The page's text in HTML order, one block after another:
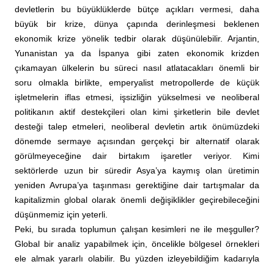
devletlerin bu büyüklüklerde bütçe açıkları vermesi, daha
büyük bir krize, dünya çapında derinleşmesi beklenen
ekonomik krize yönelik tedbir olarak düşünülebilir. Arjantin,
Yunanistan ya da İspanya gibi zaten ekonomik krizden
çıkamayan ülkelerin bu süreci nasıl atlatacakları önemli bir
soru olmakla birlikte, emperyalist metropollerde de küçük
işletmelerin iflas etmesi, işsizliğin yükselmesi ve neoliberal
politikanın aktif destekçileri olan kimi şirketlerin bile devlet
desteği talep etmeleri, neoliberal devletin artık önümüzdeki
dönemde sermaye açısından gerçekçi bir alternatif olarak
görülmeyeceğine dair birtakım işaretler veriyor. Kimi
sektörlerde uzun bir süredir Asya’ya kaymış olan üretimin
yeniden Avrupa’ya taşınması gerektiğine dair tartışmalar da
kapitalizmin global olarak önemli değişiklikler geçirebileceğini
düşünmemiz için yeterli.
Peki, bu sırada toplumun çalışan kesimleri ne ile meşguller?
Global bir analiz yapabilmek için, öncelikle bölgesel örnekleri
ele almak yararlı olabilir. Bu yüzden izleyebildiğim kadarıyla